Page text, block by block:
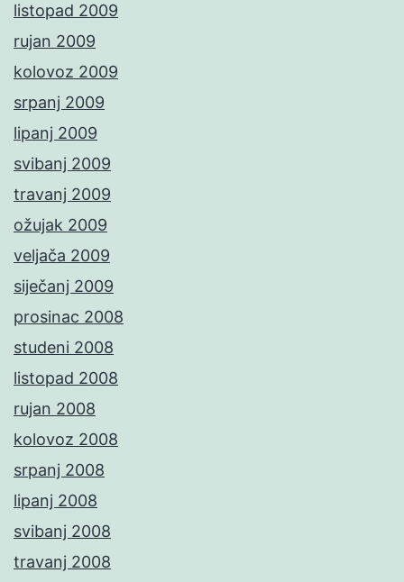
listopad 2009
rujan 2009
kolovoz 2009
srpanj 2009
lipanj 2009
svibanj 2009
travanj 2009
ožujak 2009
veljača 2009
siječanj 2009
prosinac 2008
studeni 2008
listopad 2008
rujan 2008
kolovoz 2008
srpanj 2008
lipanj 2008
svibanj 2008
travanj 2008